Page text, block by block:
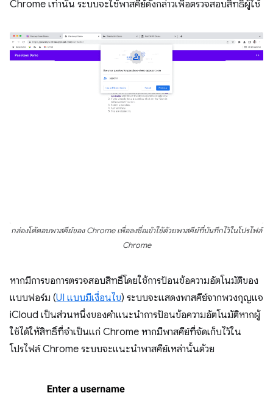
Chrome เท่านั้น ระบบจะใช้พาสคีย์ดังกล่าวเพื่อตรวจสอบสิทธิ์ผู้ใช้
กล่องโต้ตอบพาสคีย์ของ Chrome เพื่อลงชื่อเข้าใช้ด้วยพาสคีย์ที่บันทึกไว้ในโปรไฟล์
Chrome
หากมีการขอการตรวจสอบสิทธิ์โดยใช้การป้อนข้อความอัตโนมัติของ
แบบฟอร์ม (UI แบบมีเงื่อนไข) ระบบจะแสดงพาสคีย์จากพวงกุญแจ
iCloud เป็นส่วนหนึ่งของคำแนะนำการป้อนข้อความอัตโนมัติหากผู้
ใช้ได้ให้สิทธิ์ที่จำเป็นแก่ Chrome หากมีพาสคีย์ที่จัดเก็บไว้ใน
โปรไฟล์ Chrome ระบบจะแนะนำพาสคีย์เหล่านั้นด้วย